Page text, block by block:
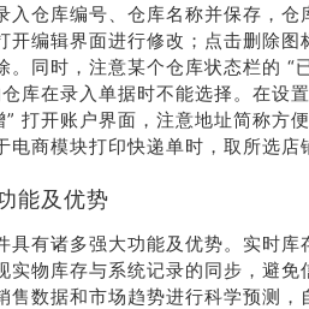
入仓库编号、仓库名称并保存，
开编辑界面进行修改；点击删除
。同时，注意某个仓库状态栏的 “
库在录入单据时不能选择。在设
” 打开账户界面，注意地址简称方
电商模块打印快递单时，取所选店
能及优势
具有诸多强大功能及优势。实时
实物库存与系统记录的同步，避
售数据和市场趋势进行科学预测